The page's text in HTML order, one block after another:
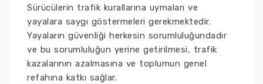
Sürücülerin trafik kurallarına uymaları ve
yayalara saygı göstermeleri gerekmektedir.
Yayaların güvenliği herkesin sorumluluğundadır
ve bu sorumluluğun yerine getirilmesi, trafik
kazalarının azalmasına ve toplumun genel
refahına katkı sağlar.